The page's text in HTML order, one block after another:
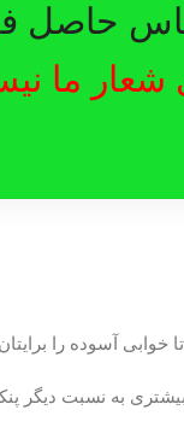
حاصل
شعار
آسوده را برایتان